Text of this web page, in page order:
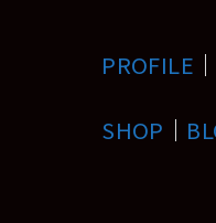
PROFILE ｜
SHOP ｜